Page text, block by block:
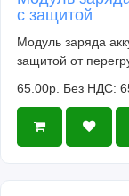
с защитой
Модуль заряда
защитой от
65.00р. Без НДС: